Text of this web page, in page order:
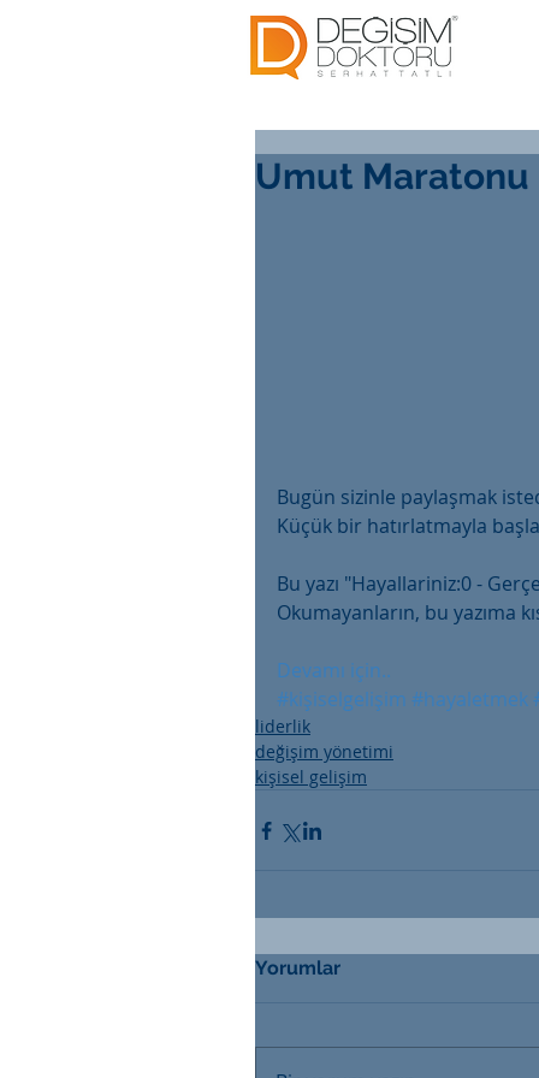
Umut Maratonu
Bugün sizinle paylaşmak
Küçük bir hatırlatmayla
Bu yazı "Hayallariniz:0 -
Okumayanların, bu yazıma
Devamı için..
#kişiselgelişim #hayaletmek
liderlik
değişim yönetimi
kişisel gelişim
Yorumlar